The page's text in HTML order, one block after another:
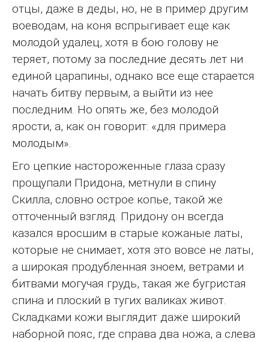
отцы, даже в деды, но, не в пример другим
воеводам, на коня вспрыгивает еще как
молодой удалец, хотя в бою голову не
теряет, потому за последние десять лет ни
единой царапины, однако все еще старается
начать битву первым, а выйти из нее
последним. Но опять же, без молодой
ярости, а, как он говорит: «для примера
молодым».
Его цепкие настороженные глаза сразу
прощупали Придона, метнули в спину
Скилла, словно острое копье, такой же
отточенный взгляд. Придону он всегда
казался вросшим в старые кожаные латы,
которые не снимает, хотя это вовсе не латы,
а широкая продубленная зноем, ветрами и
битвами могучая грудь, такая же бугристая
спина и плоский в тугих валиках живот.
Складками кожи выглядит даже широкий
наборной пояс, где справа два ножа, а слева